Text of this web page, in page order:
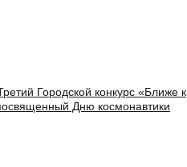
Городской конкурс «Ближе к
Дню космонавтики